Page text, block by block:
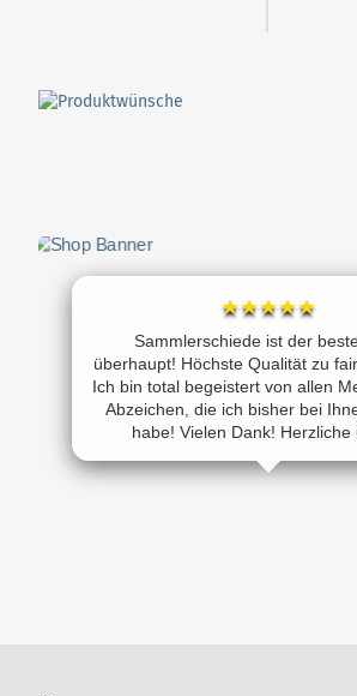
★★★★★
Sammlerschiede ist der
überhaupt! Höchste Qualität zu
Ich bin total begeistert von allen
Abzeichen, die ich bisher bei
habe! Vielen Dank! Herzliche